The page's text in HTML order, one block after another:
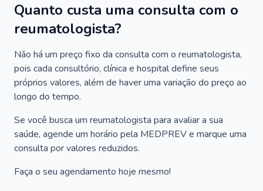
Quanto custa uma consulta com o
reumatologista?
Não há um preço fixo da consulta com o reumatologista,
pois cada consultório, clínica e hospital define seus
próprios valores, além de haver uma variação do preço ao
longo do tempo.
Se você busca um reumatologista para avaliar a sua
saúde, agende um horário pela MEDPREV e marque uma
consulta por valores reduzidos.
Faça o seu agendamento hoje mesmo!